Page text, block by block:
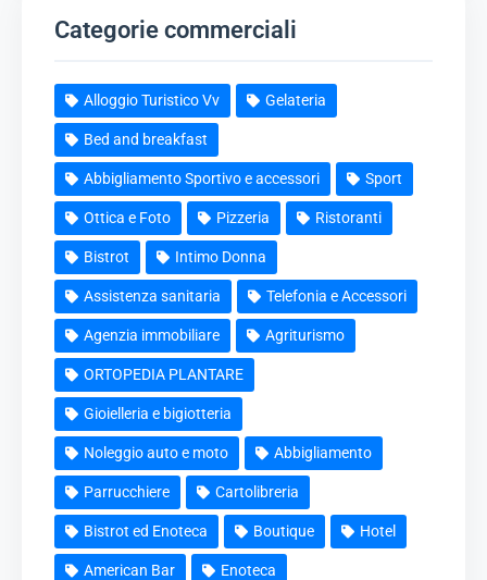
Categorie commerciali
Alloggio Turistico Vv Gelateria
Bed and breakfast
Abbigliamento Sportivo e accessori Sport
Ottica e Foto Pizzeria Ristoranti
Bistrot Intimo Donna
Assistenza sanitaria Telefonia e Accessori
Agenzia immobiliare Agriturismo
ORTOPEDIA PLANTARE
Gioielleria e bigiotteria
Noleggio auto e moto Abbigliamento
Parrucchiere Cartolibreria
Bistrot ed Enoteca Boutique Hotel
American Bar Enoteca